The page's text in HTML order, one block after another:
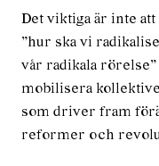
Det viktiga är inte
”hur ska vi
vår radikala rörelse”
mobilisera
som driver fram
reformer och